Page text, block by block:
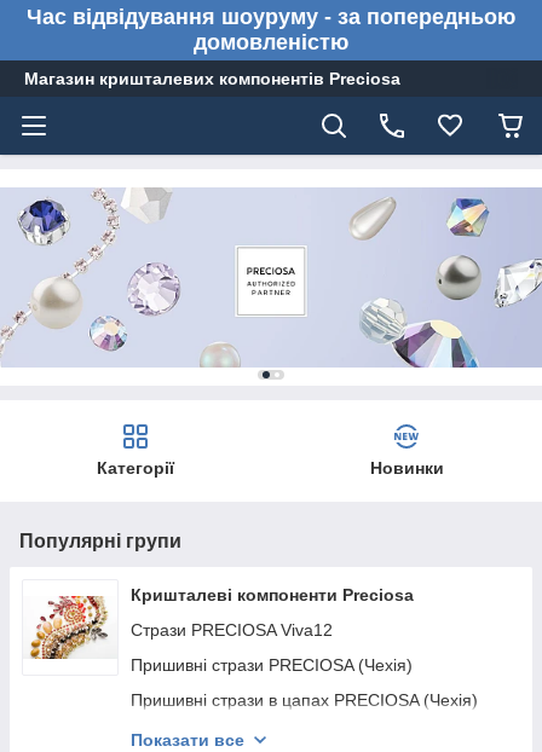
Час відвідування шоуруму - за попередньою
домовленістю
Магазин кришталевих компонентів Preciosa
Категорії Новинки
Популярні групи
Кришталеві компоненти Preciosa
Стрази PRECIOSA Viva12
Пришивні стрази PRECIOSA (Чехія)
Пришивні стрази в цапах PRECIOSA (Чехія)
Фігурні клейові стрази PRECIOSA (Чехія)
Показати все